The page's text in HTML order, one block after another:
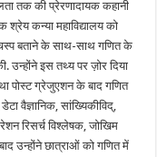
तक की प्रेरणादायक कहानी
कन्या महाविद्यालय को
बताने के साथ-साथ गणित के
उन्होंने इस तथ्य पर ज़ोर दिया
पोस्ट ग्रेजुएशन के बाद गणित
वैज्ञानिक, सांख्यिकीविद्,
रिसर्च विश्लेषक, जोखिम
उन्होंने छात्राओं को गणित में